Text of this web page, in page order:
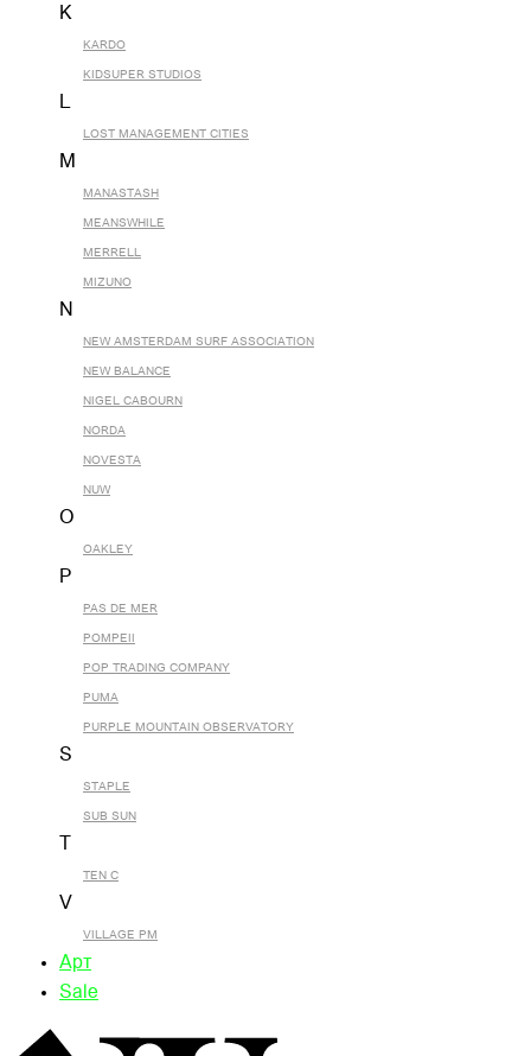
K
KARDO
KIDSUPER STUDIOS
L
LOST MANAGEMENT CITIES
M
MANASTASH
MEANSWHILE
MERRELL
MIZUNO
N
NEW AMSTERDAM SURF ASSOCIATION
NEW BALANCE
NIGEL CABOURN
NORDA
NOVESTA
NUW
O
OAKLEY
P
PAS DE MER
POMPEII
POP TRADING COMPANY
PUMA
PURPLE MOUNTAIN OBSERVATORY
S
STAPLE
SUB SUN
TEN C
V
VILLAGE PM
Арт
Sale